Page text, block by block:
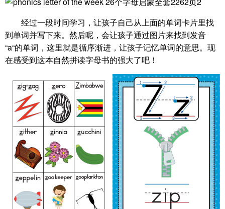
经过一段时间学习，让孩子自己从上面的单词卡片里找
到单词并写下来。然后呢，会让孩子通过图片来找到发音
“a“的单词，这里就是循序渐进，让孩子记忆单词的意思。现
在感受到这本自然拼读字母书的强大了吧！